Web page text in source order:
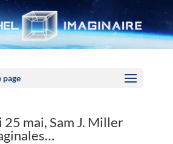
page
25 mai, Sam J. Miller
cookies